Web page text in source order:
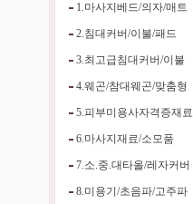
1.마사지베드/의자/매트
2.침대커버/이불/패드
3.최고급침대커버/이불
4.웨곤/참대웨곤/맞춤형
5.피부미용사자격증재료
6.마사지재료/소모품
7.소.중.대타올/레자커버
8.미용기/초음파/고주파